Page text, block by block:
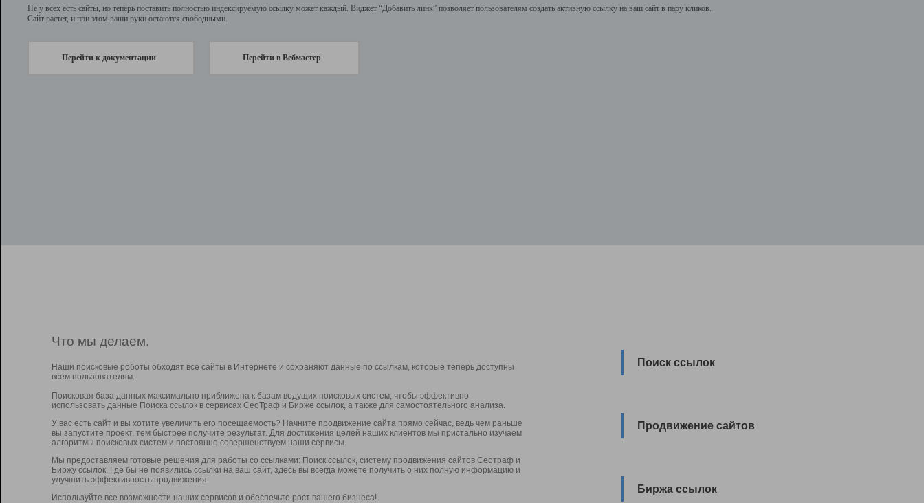
Не у всех есть сайты, но теперь поставить полностью индексируемую ссылку может каждый. Виджет “Добавить линк” позволяет пользователям создать активную ссылку на ваш сайт в пару кликов.
Сайт растет, и при этом ваши руки остаются свободными.
Перейти к документации Перейти в Вебмастер
Что мы делаем.
Наши поисковые роботы обходят все сайты в Интернете и сохраняют данные по ссылкам, которые теперь доступны
всем пользователям.
Поисковая база данных максимально приближена к базам ведущих поисковых систем, чтобы эффективно
использовать данные Поиска ссылок в сервисах СеоТраф и Бирже ссылок, а также для самостоятельного анализа.
У вас есть сайт и вы хотите увеличить его посещаемость? Начните продвижение сайта прямо сейчас, ведь чем раньше
вы запустите проект, тем быстрее получите результат. Для достижения целей наших клиентов мы пристально изучаем
алгоритмы поисковых систем и постоянно совершенствуем наши сервисы.
Мы предоставляем готовые решения для работы со ссылками: Поиск ссылок, систему продвижения сайтов Сеотраф и
Биржу ссылок. Где бы не появились ссылки на ваш сайт, здесь вы всегда можете получить о них полную информацию и
улучшить эффективность продвижения.
Используйте все возможности наших сервисов и обеспечьте рост вашего бизнеса!
Поиск ссылок
Продвижение сайтов
Биржа ссылок